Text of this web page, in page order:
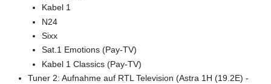
Kabel 1
N24
Sixx
Sat.1 Emotions (Pay-TV)
Kabel 1 Classics (Pay-TV)
Tuner 2: Aufnahme auf RTL Television (Astra 1H (19.2E) -